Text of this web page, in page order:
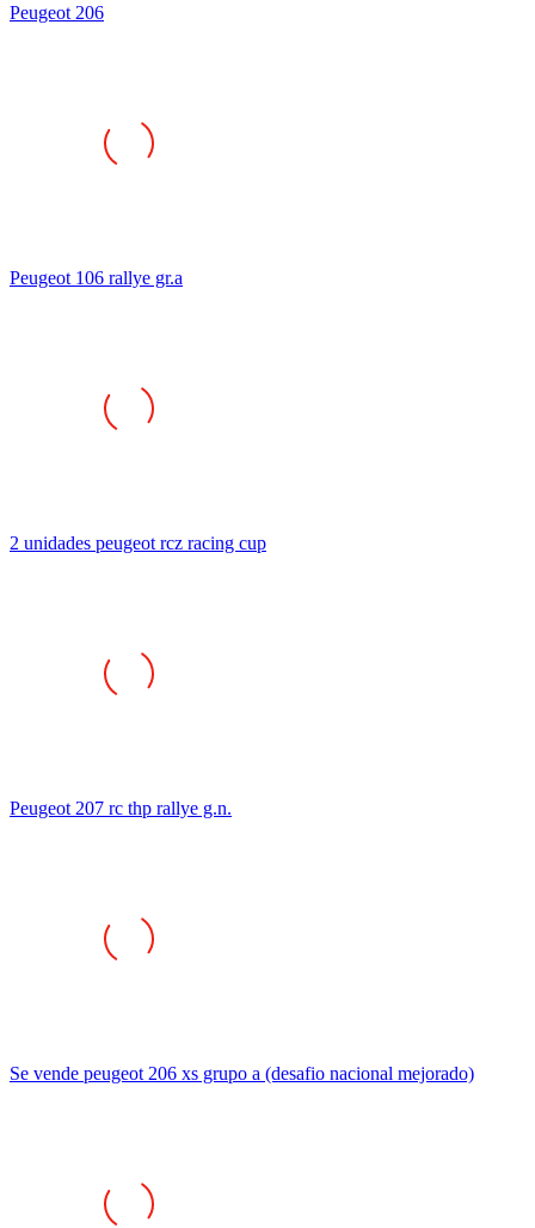
Peugeot 206
Peugeot 106 rallye gr.a
2 unidades peugeot rcz racing cup
Peugeot 207 rc thp rallye g.n.
Se vende peugeot 206 xs grupo a (desafio nacional mejorado)